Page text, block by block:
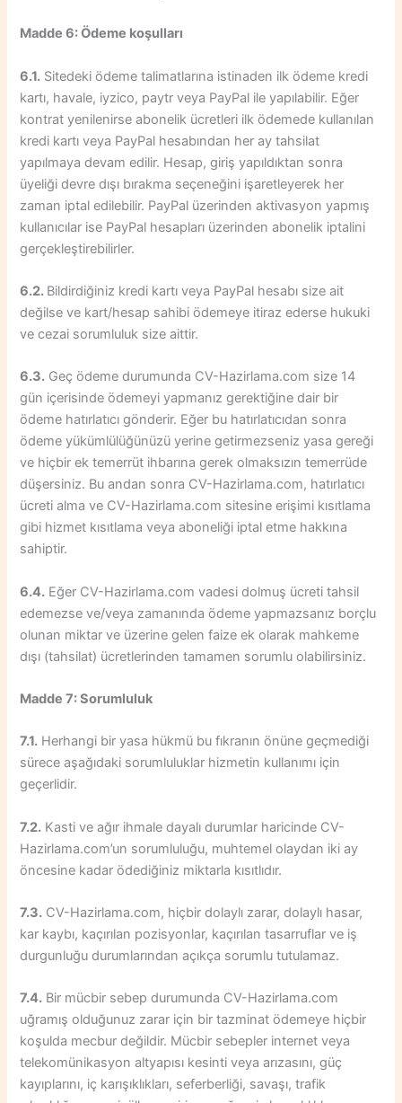
Madde 6: Ödeme koşulları
6.1. Sitedeki ödeme talimatlarına istinaden ilk ödeme kredi
kartı, havale, iyzico, paytr veya PayPal ile yapılabilir. Eğer
kontrat yenilenirse abonelik ücretleri ilk ödemede kullanılan
kredi kartı veya PayPal hesabından her ay tahsilat
yapılmaya devam edilir. Hesap, giriş yapıldıktan sonra
üyeliği devre dışı bırakma seçeneğini işaretleyerek her
zaman iptal edilebilir. PayPal üzerinden aktivasyon yapmış
kullanıcılar ise PayPal hesapları üzerinden abonelik iptalini
gerçekleştirebilirler.
6.2. Bildirdiğiniz kredi kartı veya PayPal hesabı size ait
değilse ve kart/hesap sahibi ödemeye itiraz ederse hukuki
ve cezai sorumluluk size aittir.
6.3. Geç ödeme durumunda CV-Hazirlama.com size 14
gün içerisinde ödemeyi yapmanız gerektiğine dair bir
ödeme hatırlatıcı gönderir. Eğer bu hatırlatıcıdan sonra
ödeme yükümlülüğünüzü yerine getirmezseniz yasa gereği
ve hiçbir ek temerrüt ihbarına gerek olmaksızın temerrüde
düşersiniz. Bu andan sonra CV-Hazirlama.com, hatırlatıcı
ücreti alma ve CV-Hazirlama.com sitesine erişimi kısıtlama
gibi hizmet kısıtlama veya aboneliği iptal etme hakkına
sahiptir.
6.4. Eğer CV-Hazirlama.com vadesi dolmuş ücreti tahsil
edemezse ve/veya zamanında ödeme yapmazsanız borçlu
olunan miktar ve üzerine gelen faize ek olarak mahkeme
dışı (tahsilat) ücretlerinden tamamen sorumlu olabilirsiniz.
Madde 7: Sorumluluk
7.1. Herhangi bir yasa hükmü bu fıkranın önüne geçmediği
sürece aşağıdaki sorumluluklar hizmetin kullanımı için
geçerlidir.
7.2. Kasti ve ağır ihmale dayalı durumlar haricinde CV-
Hazirlama.com’un sorumluluğu, muhtemel olaydan iki ay
öncesine kadar ödediğiniz miktarla kısıtlıdır.
7.3. CV-Hazirlama.com, hiçbir dolaylı zarar, dolaylı hasar,
kar kaybı, kaçırılan pozisyonlar, kaçırılan tasarruflar ve iş
durgunluğu durumlarından açıkça sorumlu tutulamaz.
7.4. Bir mücbir sebep durumunda CV-Hazirlama.com
uğramış olduğunuz zarar için bir tazminat ödemeye hiçbir
koşulda mecbur değildir. Mücbir sebepler internet veya
telekomünikasyon altyapısı kesinti veya arızasını, güç
kayıplarını, iç karışıklıkları, seferberliği, savaşı, trafik